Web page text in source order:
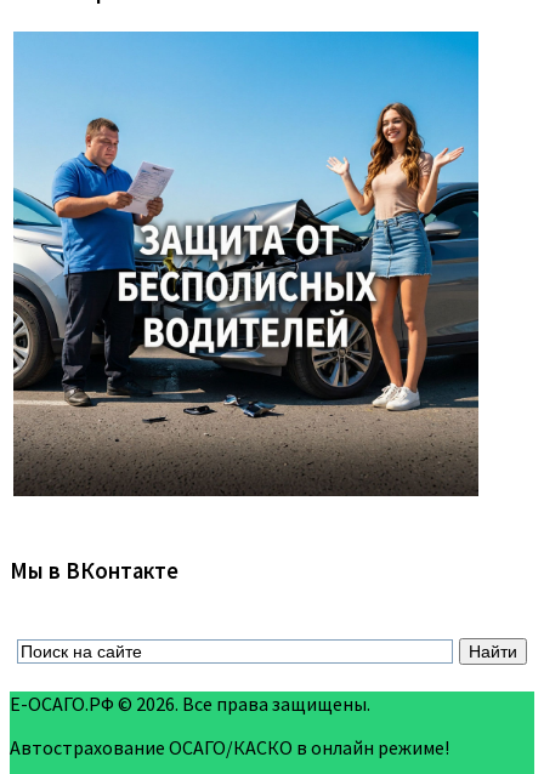
Мы в ВКонтакте
Е-ОСАГО.РФ © 2026. Все права защищены.
Автострахование ОСАГО/КАСКО в онлайн режиме!